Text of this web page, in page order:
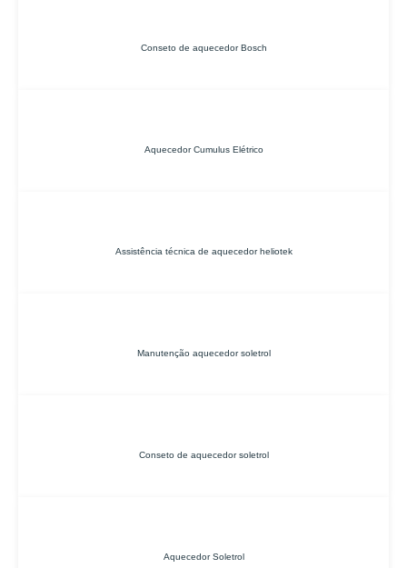
Conseto de aquecedor Bosch
Aquecedor Cumulus Elétrico
Assistência técnica de aquecedor heliotek
Manutenção aquecedor soletrol
Conseto de aquecedor soletrol
Aquecedor Soletrol